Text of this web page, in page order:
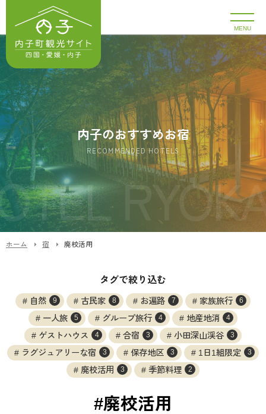
MENU
内子のおすすめお宿
RECOMMENDED HOTELS
ホーム 宿 廃校活用
タグで絞り込む
自然 9 古民家 8 お遍路 7 家族旅行 6
一人旅 5 グループ旅行 4 地産地消 4
ゲストハウス 4 合宿 3 小田深山渓谷 3
ラグジュアリーな宿 3 保存地区 3 1日1組限定 3
廃校活用 3 季節料理 2
#廃校活用